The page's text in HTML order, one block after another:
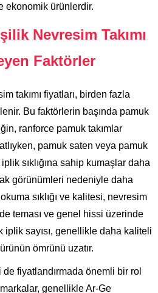
ekonomik ürünlerdir.
Nevresim Takımı
Faktörler
takımı fiyatları, birden fazla
Bu faktörlerin başında pamuk
ranforce pamuk takımlar
pamuk saten veya pamuk
sıklığına sahip kumaşlar daha
görünümleri nedeniyle daha
sıklığı ve kalitesi, nevresim
teması ve genel hissi üzerinde
sayısı, genellikle daha kaliteli
ömrünü uzatır.
fiyatlandırmada önemli bir rol
genellikle Ar-Ge